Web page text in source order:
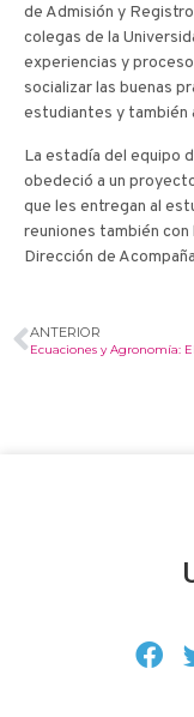
de Admisión y
colegas de la
experiencias y
socializar las buenas
estudiantes y también
La estadía del equipo
obedeció a un
que les entregan al
reuniones también
Dirección de
ANTERIOR